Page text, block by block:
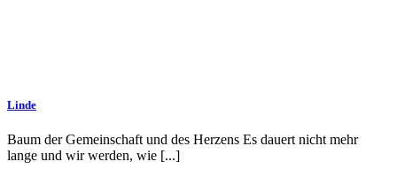
Linde
Baum der Gemeinschaft und des Herzens Es dauert nicht mehr
lange und wir werden, wie [...]